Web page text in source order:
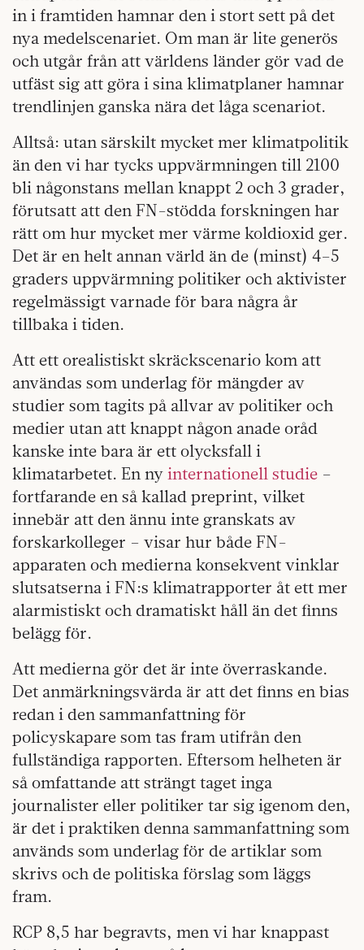
in i framtiden hamnar den i stort sett på det
nya medelscenariet. Om man är lite generös
och utgår från att världens länder gör vad de
utfäst sig att göra i sina klimatplaner hamnar
trendlinjen ganska nära det låga scenariot.
Alltså: utan särskilt mycket mer klimatpolitik
än den vi har tycks uppvärmningen till 2100
bli någonstans mellan knappt 2 och 3 grader,
förutsatt att den FN-stödda forskningen har
rätt om hur mycket mer värme koldioxid ger.
Det är en helt annan värld än de (minst) 4–5
graders uppvärmning politiker och aktivister
regelmässigt varnade för bara några år
tillbaka i tiden.
Att ett orealistiskt skräckscenario kom att
användas som underlag för mängder av
studier som tagits på allvar av politiker och
medier utan att knappt någon anade oråd
kanske inte bara är ett olycksfall i
klimatarbetet. En ny internationell studie –
fortfarande en så kallad preprint, vilket
innebär att den ännu inte granskats av
forskarkolleger – visar hur både FN-
apparaten och medierna konsekvent vinklar
slutsatserna i FN:s klimatrapporter åt ett mer
alarmistiskt och dramatiskt håll än det finns
belägg för.
Att medierna gör det är inte överraskande.
Det anmärkningsvärda är att det finns en bias
redan i den sammanfattning för
policyskapare som tas fram utifrån den
fullständiga rapporten. Eftersom helheten är
så omfattande att strängt taget inga
journalister eller politiker tar sig igenom den,
är det i praktiken denna sammanfattning som
används som underlag för de artiklar som
skrivs och de politiska förslag som läggs
fram.
RCP 8,5 har begravts, men vi har knappast